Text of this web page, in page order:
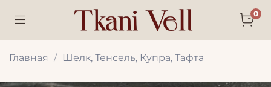
0
Главная Шелк, Тенсель, Купра, Тафта